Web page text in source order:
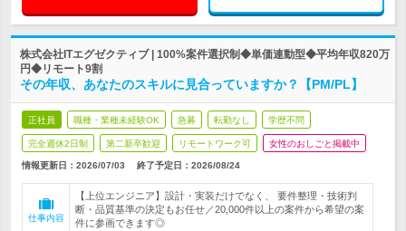
株式会社ITエグゼクティブ | 100%案件選択制◆単価連動型◆平均年収820万
円◆リモート9割
その年収、あなたのスキルに見合っていますか？【PM/PL】
正社員 職種・業種未経験OK 急募 転勤なし 学歴不問
完全週休2日制 第二新卒歓迎 リモートワーク可 女性のおしごと掲載中
情報更新日：2026/07/03 終了予定日： 2026/08/24
仕事内容
【上位エンジニア】設計・実装だけでなく、 要件整理・技術判
断・品質基準の決定もお任せ／20,000件以上の案件から希望の案
件に参画できます◎